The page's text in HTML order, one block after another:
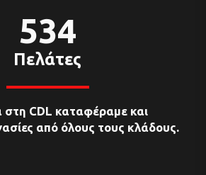
602
Πελάτες
στη CDL καταφέραμε και
από όλους τους κλάδους.